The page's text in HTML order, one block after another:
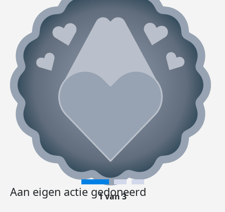
Aan eigen actie gedoneerd
1 van 3